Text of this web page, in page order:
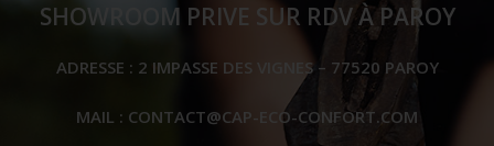
SHOWROOM PRIVE SUR RDV À PAROY
ADRESSE : 2 IMPASSE DES VIGNES – 77520 PAROY
MAIL : CONTACT@CAP-ECO-CONFORT.COM